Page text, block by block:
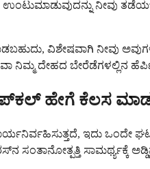
ನೀವು
ವಿಶೇಷವಾಗಿ ನೀವು
ನಿಮ್ಮ ದೇಹದ ಬೇರೆಡೆಗಳಲ್ಲಿನ
ಹೇಗೆ ಕೆಲಸ
ಇದು ಒಂದೇ
ಸಂತಾನೋತ್ಪತ್ತಿ ಸಾಮರ್ಥ್ಯಕ್ಕೆ